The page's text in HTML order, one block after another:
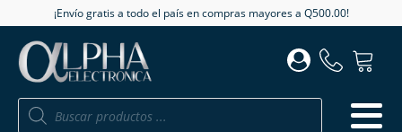
¡Envío gratis a todo el país en compras mayores a Q500.00!
Búsqueda